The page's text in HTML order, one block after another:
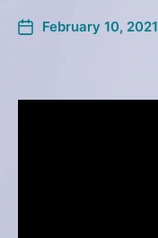
February 10, 2021